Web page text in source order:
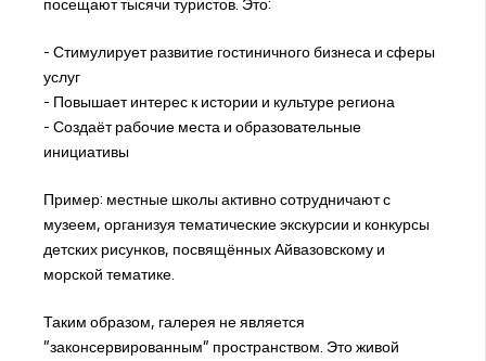
посещают тысячи туристов. Это:
- Стимулирует развитие гостиничного бизнеса и сферы
услуг
- Повышает интерес к истории и культуре региона
- Создаёт рабочие места и образовательные
инициативы
Пример: местные школы активно сотрудничают с
музеем, организуя тематические экскурсии и конкурсы
детских рисунков, посвящённых Айвазовскому и
морской тематике.
Таким образом, галерея не является
"законсервированным" пространством. Это живой